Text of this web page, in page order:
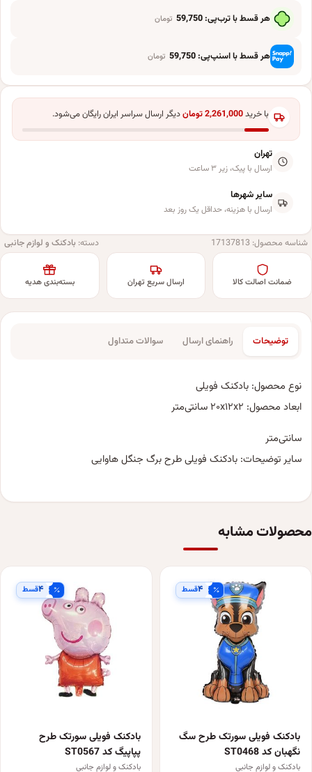
هر قسط با ترب‌پی:59,750 تومان
هر قسط با اسنپ‌پی:59,750 تومان
با خرید2,261,000توماندیگر ارسال سراسر ایران رایگان می‌شود.
تهران
ارسال با پیک، زیر ۳ ساعت
سایر شهرها
ارسال با هزینه، حداقل یک روز بعد
شناسه محصول: 17137813 دسته: بادکنک و لوازم جانبی
ضمانت اصالت کالا ارسال سریع تهران بسته‌بندی هدیه
توضیحات راهنمای ارسال سوالات متداول
نوع محصول: بادکنک فویلی
ابعاد محصول: ۲۰x۱۲x۲ سانتی‌متر
سانتی‌متر
سایر توضیحات: بادکنک فویلی طرح برگ جنگل هاوایی
محصولات مشابه
۴قسط
بادکنک فویلی سورتک طرح سگ
نگهبان کد ST0468
بادکنک و لوازم جانبی
۴قسط
بادکنک فویلی سورتک طرح
پپاپیگ کد ST0567
بادکنک و لوازم جانبی